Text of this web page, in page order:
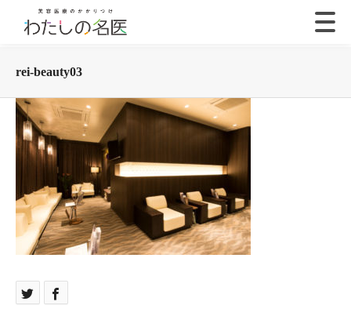
rei-beauty03